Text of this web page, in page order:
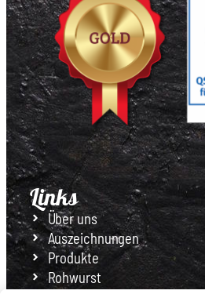
Links
Über uns
Auszeichnungen
Produkte
Rohwurst